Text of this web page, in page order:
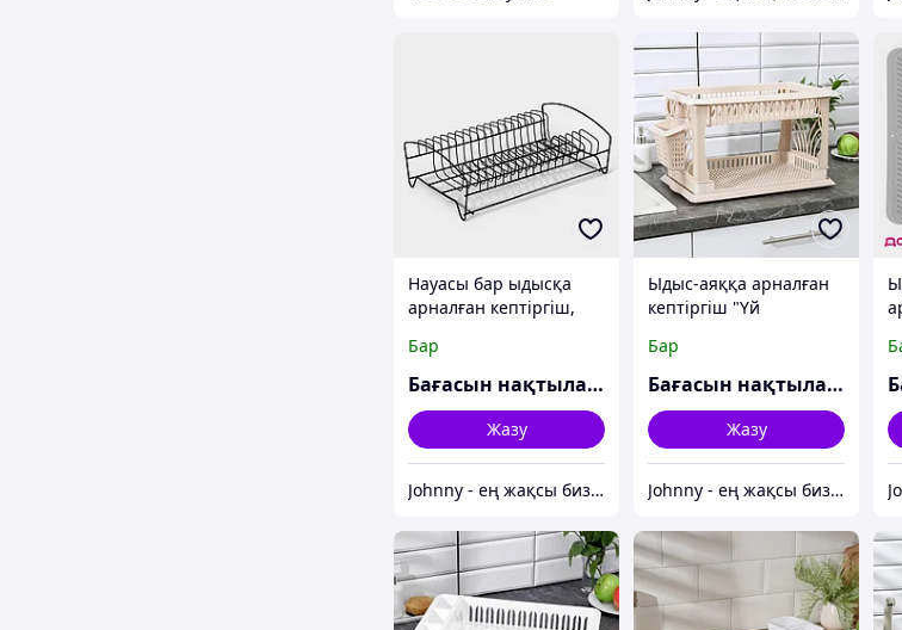
Науасы бар ыдысқа
арналған кептіргіш,
Бар
Бағасын нақтылаңыз
Жазу
Johnny - ең жақсы бизнес-серіктес
Ыдыс-аяққа арналған
кептіргіш "Үй
арманы" баламасы,
пластик, 48×30,5×30 см,
2 деңгейлі, бежевый
Бар
Бағасын нақтылаңыз
Жазу
Johnny - ең жақсы бизнес-серіктес